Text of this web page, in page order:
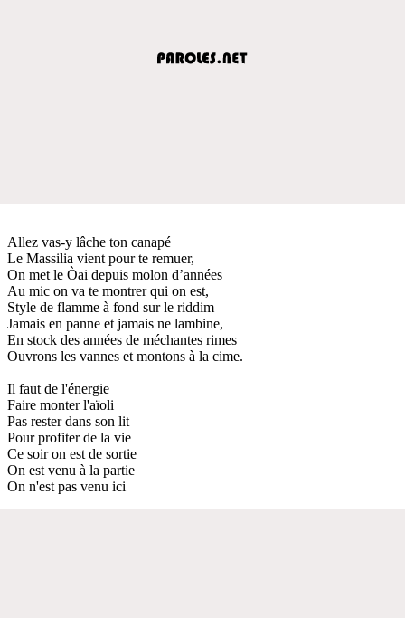
Allez vas-y lâche ton canapé
Le Massilia vient pour te remuer,
On met le Òai depuis molon d’années
Au mic on va te montrer qui on est,
Style de flamme à fond sur le riddim
Jamais en panne et jamais ne lambine,
En stock des années de méchantes rimes
Ouvrons les vannes et montons à la cime.
Il faut de l'énergie
Faire monter l'aïoli
Pas rester dans son lit
Pour profiter de la vie
Ce soir on est de sortie
On est venu à la partie
On n'est pas venu ici